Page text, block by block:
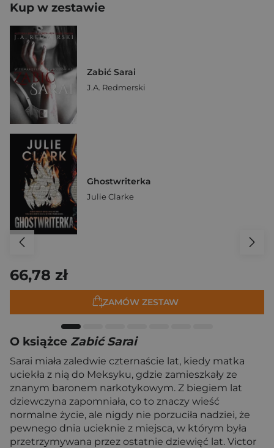
Kup w zestawie
Zabić Sarai
J.A. Redmerski
Ghostwriterka
Julie Clarke
66,78 zł
ZAMÓW ZESTAW
O książce Zabić Sarai
Sarai miała zaledwie czternaście lat, kiedy matka
uciekła z nią do Meksyku, gdzie zamieszkały ze
znanym baronem narkotykowym. Z biegiem lat
dziewczyna zapomniała, co to znaczy wieść
normalne życie, ale nigdy nie porzuciła nadziei, że
pewnego dnia ucieknie z miejsca, w którym była
przetrzymywana przez ostatnie dziewięć lat. Victor